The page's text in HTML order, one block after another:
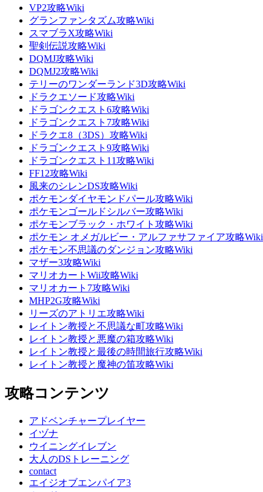
VP2攻略Wiki
グランファンタズム攻略Wiki
スマブラX攻略Wiki
聖剣伝説攻略Wiki
DQMJ攻略Wiki
DQMJ2攻略Wiki
テリーのワンダーランド3D攻略Wiki
ドラクエソード攻略Wiki
ドラゴンクエスト6攻略Wiki
ドラゴンクエスト7攻略Wiki
ドラクエ8（3DS）攻略Wiki
ドラゴンクエスト9攻略Wiki
ドラゴンクエスト11攻略Wiki
FF12攻略Wiki
風来のシレンDS攻略Wiki
ポケモンダイヤモンドパール攻略Wiki
ポケモンゴールドシルバー攻略Wiki
ポケモンブラック・ホワイト攻略Wiki
ポケモン オメガルビー・アルファサファイア攻略Wiki
ポケモン不思議のダンジョン攻略Wiki
マザー3攻略Wiki
マリオカートWii攻略Wiki
マリオカート7攻略Wiki
MHP2G攻略Wiki
リーズのアトリエ攻略Wiki
レイトン教授と不思議な町攻略Wiki
レイトン教授と悪魔の箱攻略Wiki
レイトン教授と最後の時間旅行攻略Wiki
レイトン教授と魔神の笛攻略Wiki
攻略コンテンツ
アドベンチャープレイヤー
イヅナ
ウイニングイレブン
大人のDSトレーニング
contact
エイジオブエンパイア3